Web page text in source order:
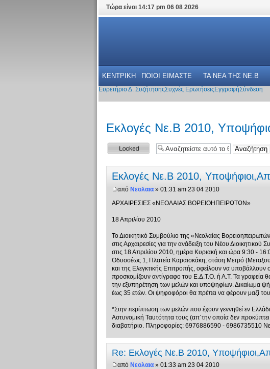
Τώρα είναι 14:17 pm 06 08 2026
ΚΕΝΤΡΙΚΗ ΠΟΙΟΙ ΕΙΜΑΣΤΕ ΤΑ ΝΕΑ THΣ NE.B
Ευρετήριο Δ. ΣυζήτησηςΣυχνές Ερωτήσεις ΕγγραφήΣύνδεση
Εκλογές Νε.Β 2010,
Το θέμα
κλειδώθηκε
Εκλογές Νε.Β 2010,
από Νεολαια» 01:31 am 23 04 2010
ΑΡΧΑΙΡΕΣΙΕΣ «ΝΕΟΛΑΙΑΣ ΒΟΡΕΙΟΗΠΕΙΡΩΤΩΝ»
18 Απριλίου 2010
Το Διοικητικό Συμβούλιο της «Νεολαίας
στις Αρχαιρεσίες για την ανάδειξη του Νέου
στις 18 Απριλίου 2010, ημέρα Κυριακή και ώρα 9:30 -
Οδυσσέως 1, Πλατεία Καραϊσκάκη, στάση Μετρό
και της Ελεγκτικής Επιτροπής, οφείλουν να υποβάλλουν
προσκομίζουν αντίγραφο του Ε.Δ.Τ.Ο. ή Α.Τ. Τα γραφεία
την εξυπηρέτηση των μελών και υποψηφίων. Δικαίωμα
έως 35 ετών. Οι ψηφοφόροι θα πρέπει να φέρουν μαζί
*Στην περίπτωση των μελών που έχουν γεννηθεί εν
Αστυνομική Ταυτότητα τους (απ΄την οποία δεν
διαβατήριο. Πληροφορίες: 6976886590 - 6986735510
Re: Εκλογές Νε.Β 2010,
από Νεολαια» 01:33 am 23 04 2010